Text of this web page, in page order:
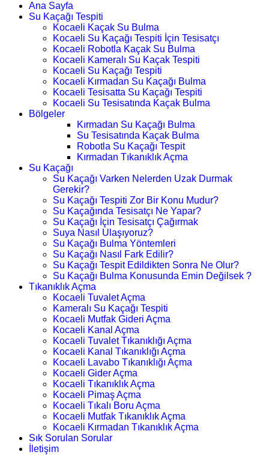
Ana Sayfa
Su Kaçağı Tespiti
Kocaeli Kaçak Su Bulma
Kocaeli Su Kaçağı Tespiti İçin Tesisatçı
Kocaeli Robotla Kaçak Su Bulma
Kocaeli Kameralı Su Kaçak Tespiti
Kocaeli Su Kaçağı Tespiti
Kocaeli Kırmadan Su Kaçağı Bulma
Kocaeli Tesisatta Su Kaçağı Tespiti
Kocaeli Su Tesisatında Kaçak Bulma
Bölgeler
Kırmadan Su Kaçağı Bulma
Su Tesisatında Kaçak Bulma
Robotla Su Kaçağı Tespit
Kırmadan Tıkanıklık Açma
Su Kaçağı
Su Kaçağı Varken Nelerden Uzak Durmak
Gerekir?
Su Kaçağı Tespiti Zor Bir Konu Mudur?
Su Kaçağında Tesisatçı Ne Yapar?
Su Kaçağı İçin Tesisatçı Çağırmak
Suya Nasıl Ulaşıyoruz?
Su Kaçağı Bulma Yöntemleri
Su Kaçağı Nasıl Fark Edilir?
Su Kaçağı Tespit Edildikten Sonra Ne Olur?
Su Kaçağı Bulma Konusunda Emin Değilsek ?
Tıkanıklık Açma
Kocaeli Tuvalet Açma
Kameralı Su Kaçağı Tespiti
Kocaeli Mutfak Gideri Açma
Kocaeli Kanal Açma
Kocaeli Tuvalet Tıkanıklığı Açma
Kocaeli Kanal Tıkanıklığı Açma
Kocaeli Lavabo Tıkanıklığı Açma
Kocaeli Gider Açma
Kocaeli Tıkanıklık Açma
Kocaeli Pimaş Açma
Kocaeli Tıkalı Boru Açma
Kocaeli Mutfak Tıkanıklık Açma
Kocaeli Kırmadan Tıkanıklık Açma
Sık Sorulan Sorular
İletişim